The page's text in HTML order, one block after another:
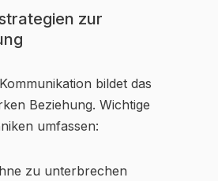
zur
bildet das
Beziehung. Wichtige
umfassen:
zu unterbrechen